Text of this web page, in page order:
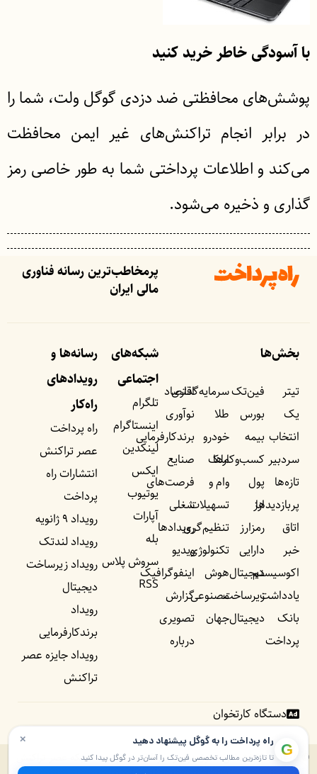
با آسودگی خاطر خرید کنید
پوشش‌های محافظتی ضد دزدی گوگل ولت، شما را
در برابر انجام تراکنش‌های غیر ایمن محافظت
می‌کند و اطلاعات پرداختی شما به طور خاصی رمز
گذاری و ذخیره می‌شود.
پرمخاطب‌ترین رسانه فناوری
مالی ایران
بخش‌ها
تیتر
یک
انتخاب
سردبیر
تازه‌ها
پربازدید‌ها
اتاق
خبر
اکوسیستم
یادداشت‌
بانک
پرداخت
فین‌تک
بورس
بیمه
کسب‌وکار‌ها
پول
ارز
رمزارز
دارایی
دیجیتال
زیرساخت
دیجیتال
سرمایه‌گذاری
طلا
خودرو
ملک
وام و
تسهیلات
تنظیم‌گری
تکنولوژی
هوش
مصنوعی
جهان
اقتصاد
نوآوری
برندکارفرمایی
صنایع
فرصت‌های
شغلی
رویداد‌ها
ویدیو
اینفوگرافیک
گزارش
تصویری
درباره
شبکه‌های
اجتماعی
تلگرام
اینستاگرام
لینکدین
ایکس
یوتیوب
آپارات
بله
سروش پلاس
RSS
رسانه‌ها و
رویداد‌های
راه‌کار
راه پرداخت
عصر تراکنش
انتشارات راه
پرداخت
رویداد ۹ ژانویه
رویداد لندتک
رویداد زیرساخت
دیجیتال
رویداد
برندکارفرمایی
رویداد جایزه عصر
تراکنش
دستگاه کارتخوان
© ۱۴۰۵ – ۱۳۹۰ تمامی حقوق برای راه پرداخت و موسسه شبکه عصر تراکنش
× G راه پرداخت را به گوگل پیشنهاد دهید
تا تازه‌ترین مطالب تخصصی فین‌تک را آسان‌تر در گوگل پیدا کنید